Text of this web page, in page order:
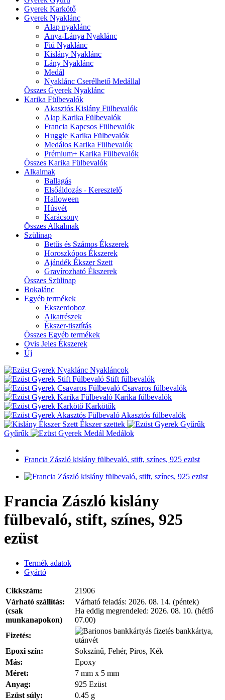
Gyerek Karkötő
Gyerek Nyaklánc
Alap nyaklánc
Anya-Lánya Nyaklánc
Fiú Nyaklánc
Kislány Nyaklánc
Lány Nyaklánc
Medál
Nyaklánc Cserélhető Medállal
Összes Gyerek Nyaklánc
Karika Fülbevalók
Akasztós Kislány Fülbevalók
Alap Karika Fülbevalók
Francia Kapcsos Fülbevalók
Huggie Karika Fülbevalók
Medálos Karika Fülbevalók
Prémium+ Karika Fülbevalók
Összes Karika Fülbevalók
Alkalmak
Ballagás
Elsőáldozás - Keresztelő
Halloween
Húsvét
Karácsony
Összes Alkalmak
Szülinap
Betűs és Számos Ékszerek
Horoszkópos Ékszerek
Ajándék Ékszer Szett
Gravírozható Ékszerek
Összes Szülinap
Bokalánc
Egyéb termékek
Ékszerdoboz
Alkatrészek
Ékszer-tisztítás
Összes Egyéb termékek
Ovis Jeles Ékszerek
Új
Nyakláncok
Stift fülbevalók
Csavaros fülbevalók
Karika fülbevalók
Karkötők
Akasztós fülbevalók
Ékszer szettek
Gyűrűk
Medálok
Francia Zászló kislány fülbevaló, stift, színes, 925 ezüst
Francia Zászló kislány
fülbevaló, stift, színes, 925
ezüst
Termék adatok
Gyártó
Cikkszám:
21906
Várható szállítás:
(csak
munkanapokon)
Várható feladás: 2026. 08. 14. (péntek)
Ha eddig megrendeled: 2026. 08. 10. (hétfő
07.00)
Fizetés:
bankkártya,
utánvét
Epoxi szín:
Sokszínű, Fehér, Piros, Kék
Más:
Epoxy
Méret:
7 mm x 5 mm
Anyag:
925 Ezüst
Ezüst súly:
0.45 g